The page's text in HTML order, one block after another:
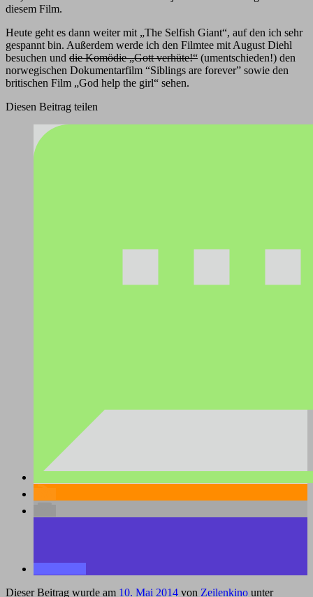
diesem Film.
Heute geht es dann weiter mit „The Selfish Giant“, auf den ich sehr
gespannt bin. Außerdem werde ich den Filmtee mit August Diehl
besuchen und die Komödie „Gott verhüte!“ (umentschieden!) den
norwegischen Dokumentarfilm “Siblings are forever” sowie den
britischen Film „God help the girl“ sehen.
Diesen Beitrag teilen
Dieser Beitrag wurde am 10. Mai 2014 von Zeilenkino unter